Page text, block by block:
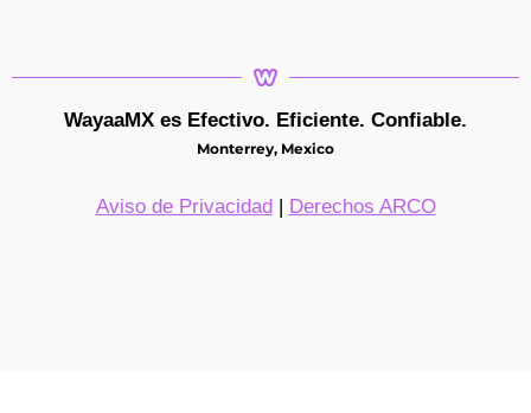
WayaaMX es Efectivo. Eficiente. Confiable.
Monterrey, Mexico
Aviso de Privacidad| Derechos ARCO